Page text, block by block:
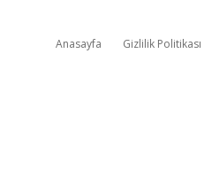
Anasayfa Gizlilik Politikası